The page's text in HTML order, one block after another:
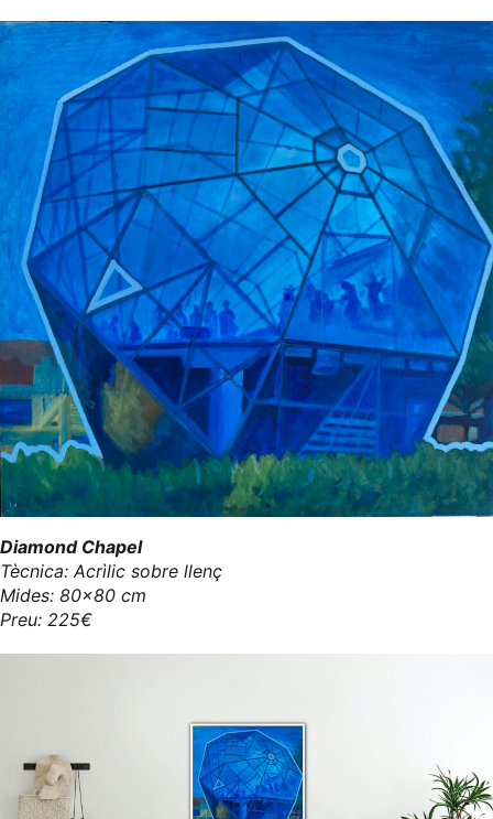
Diamond Chapel
Tècnica: Acrìlic sobre llenç
Mides: 80x80 cm
Preu: 225€